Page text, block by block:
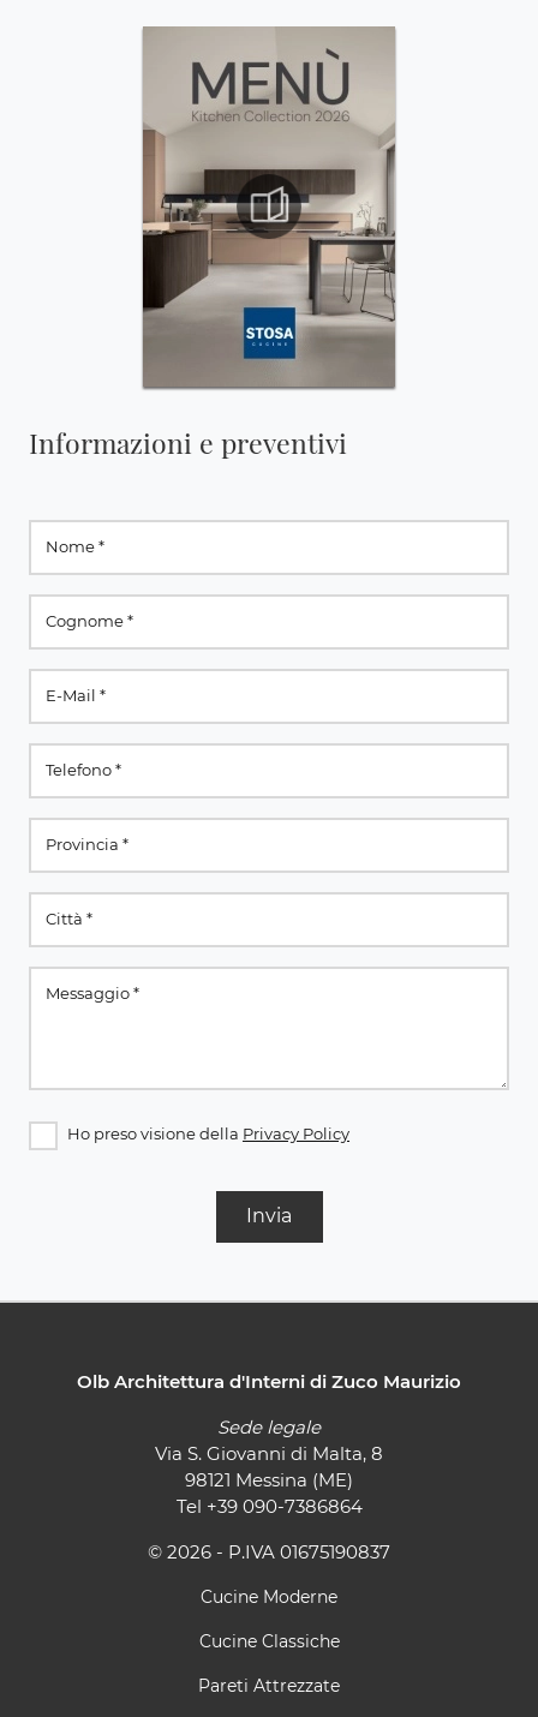
Informazioni e preventivi
Ho preso visione della Privacy Policy
Invia
Olb Architettura d'Interni di Zuco Maurizio
Sede legale
Via S. Giovanni di Malta, 8
98121 Messina (ME)
Tel +39 090-7386864
© 2026 - P.IVA 01675190837
Cucine Moderne
Cucine Classiche
Pareti Attrezzate